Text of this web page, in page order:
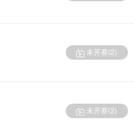
未开赛(2)
未开赛(2)